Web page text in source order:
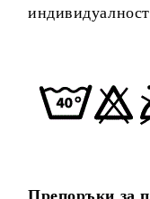
Препоръки за